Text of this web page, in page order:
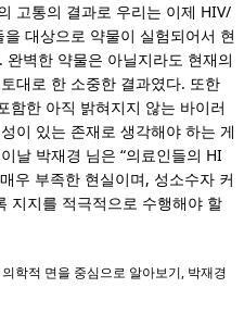
고통의 결과로 우리는 이제 HIV/
대상으로 약물이 실험되어서 현
벽한 약물은 아닐지라도 현재의
대로 한 소중한 결과였다. 또한
함한 아직 밝혀지지 않는 바이러
이 있는 존재로 생각해야 하는 게
날 박재경 님은 “의료인들의 HI
우 부족한 현실이며, 성소수자 커
지지를 적극적으로 수행해야 할
학적 면을 중심으로 알아보기, 박재경